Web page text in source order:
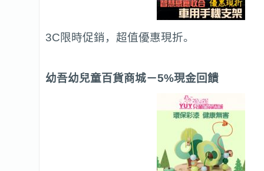
3C限時促銷，超值優惠現折。
幼吾幼兒童百貨商城－5%現金回饋